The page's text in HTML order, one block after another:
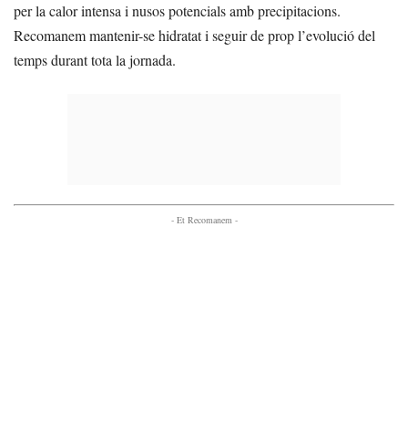
per la calor intensa i nusos potencials amb precipitacions.
Recomanem mantenir-se hidratat i seguir de prop l’evolució del
temps durant tota la jornada.
- Et Recomanem -